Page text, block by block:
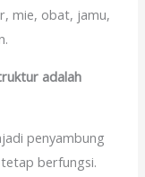
mie, obat, jamu,
adalah
penyambung
berfungsi.